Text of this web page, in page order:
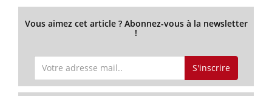
Vous aimez cet article ? Abonnez-vous à la newsletter
!
S'inscrire